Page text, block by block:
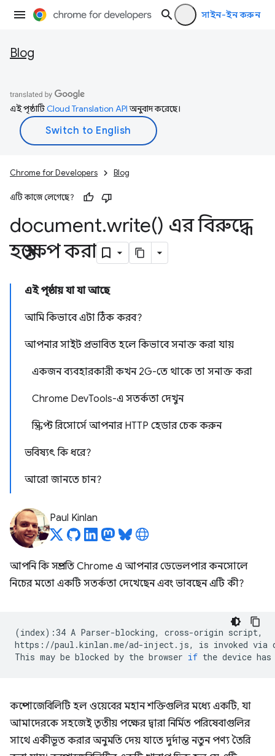
সাইন-ইন করুন
Blog
এই পৃষ্ঠাটিCloud Translation APIঅনুবাদ করেছে।
Chrome for Developers Blog
এটি কাজে লেগেছে?
document.write() এর বিরুদ্ধে
হস্তক্ষেপ করা
এই পৃষ্ঠায় যা যা আছে
আমি কিভাবে এটা ঠিক করব?
আপনার সাইট প্রভাবিত হলে কিভাবে সনাক্ত করা যায়
একজন ব্যবহারকারী কখন 2G-তে থাকে তা সনাক্ত করা
Chrome DevTools-এ সতর্কতা দেখুন
স্ক্রিপ্ট রিসোর্সে আপনার HTTP হেডার চেক করুন
ভবিষ্যৎ কি ধরে?
আরো জানতে চান?
Paul Kinlan
আপনি কি সম্প্রতি Chrome এ আপনার ডেভেলপার কনসোলে
নিচের মতো একটি সতর্কতা দেখেছেন এবং ভাবছেন এটি কী?
(index) :34 A Parser-blocking, cross-origin script,
https://paul.kinlan.me/ad-inject.js,
is invoked via
This may be blocked by the browser if the device has
কম্পোজেবিলিটি হল ওয়েবের মহান শক্তিগুলির মধ্যে একটি, যা
আমাদেরকে সহজেই তৃতীয় পক্ষের দ্বারা নির্মিত পরিষেবাগুলির
সাথে একীভূত করার অনুমতি দেয় যাতে দুর্দান্ত নতুন পণ্য তৈরি